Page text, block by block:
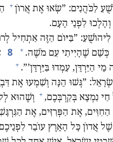
לַכֹּהֲנִים:‏ ”‏שְׂאוּ אֶת אֲרוֹן +
לִפְנֵי הָעָם.‏
”‏בַּיּוֹם הַזֶּה אַתְחִיל
כְּשֵׁם שֶׁהָיִיתִי עִם מֹשֶׁה.‏ +
8
הַיַּרְדֵּן,‏ עִמְדוּ בַּיַּרְדֵּן’‏”‏.‏ +
”‏גְּשׁוּ הֵנָּה וְשִׁמְעוּ אֶת
נִמְצָא בְּקִרְבְּכֶם,‏ +
וְשֶׁהוּא
אֶת הַפְּרִזִּים,‏ אֶת
אֲדוֹן כָּל הָאָרֶץ עוֹבֵר